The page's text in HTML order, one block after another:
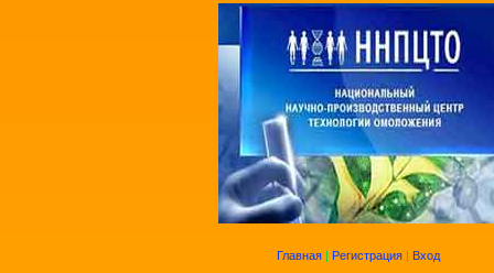
Главная | Регистрация | Вход